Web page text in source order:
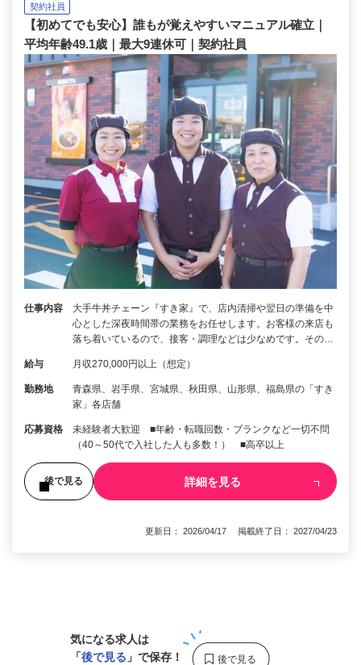
契約社員
【初めてでも安心】誰もが覚えやすいマニュアル確立｜
平均年齢49.1歳｜最大9連休可｜契約社員
仕事内容
大手牛丼チェーン『すき家』で、店内清掃や翌日の準備を中
心とした深夜時間帯の業務をお任せします。お客様の来店も
落ち着いているので、接客・調理などは少なめです。その…
給与 月収270,000円以上（想定）
勤務地
青森県、岩手県、宮城県、秋田県、山形県、福島県の「すき
家」各店舗
応募資格
未経験者大歓迎 ■年齢・転職回数・ブランクなど一切不問
（40～50代で入社した人も多数！） ■高卒以上
後で見る 詳細を見る
更新日： 2026/04/17 掲載終了日： 2027/04/23
気になる求人は
「後で見る 」で保存！